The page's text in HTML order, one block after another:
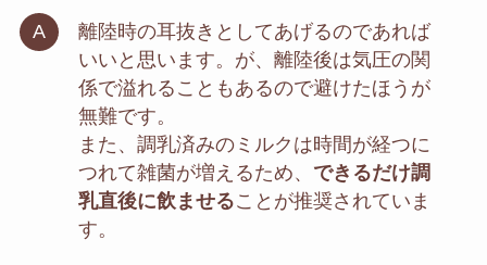
離陸時の耳抜きとしてあげるのであれば
いいと思います。が、離陸後は気圧の関
係で溢れることもあるので避けたほうが
無難です。
また、調乳済みのミルクは時間が経つに
つれて雑菌が増えるため、 できるだけ調
乳直後に飲ませることが推奨されていま
す。